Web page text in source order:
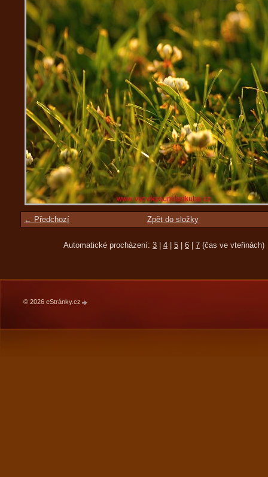
← Předchozí Zpět do složky
Automatické procházení: 3 4 5 6 7 (čas ve vteřinách)
© 2026 eStránky.cz